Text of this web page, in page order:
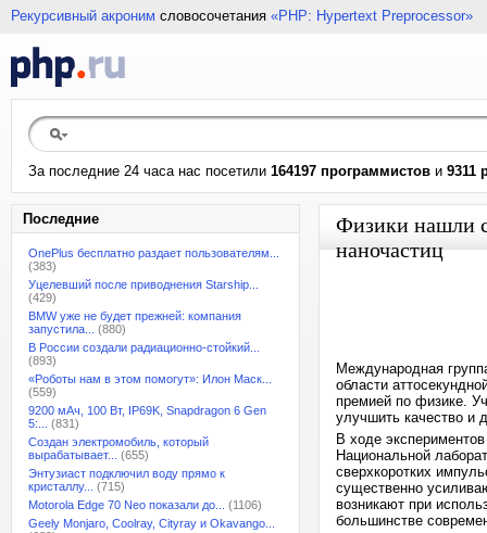
Рекурсивный акроним словосочетания «PHP: Hypertext Preprocessor»
За последние 24 часа нас посетили 164197 программистов и 9311
Последние
OnePlus бесплатно раздает пользователям...
(383)
Уцелевший после приводнения Starship...
(429)
BMW уже не будет прежней: компания
запустила...
(880)
В России создали радиационно-стойкий...
(893)
«Роботы нам в этом помогут»: Илон Маск...
(559)
9200 мАч, 100 Вт, IP69K, Snapdragon 6 Gen
5:...
(831)
Создан электромобиль, который
вырабатывает...
(655)
Энтузиаст подключил воду прямо к
кристаллу...
(715)
Motorola Edge 70 Neo показали до...
(1106)
Geely Monjaro, Coolray, Cityray и Okavango...
Физики нашли
наночастиц
Международная
области
премией по физике.
улучшить качество и
В ходе
Национальной
сверхкоротких
существенно
возникают при
большинстве